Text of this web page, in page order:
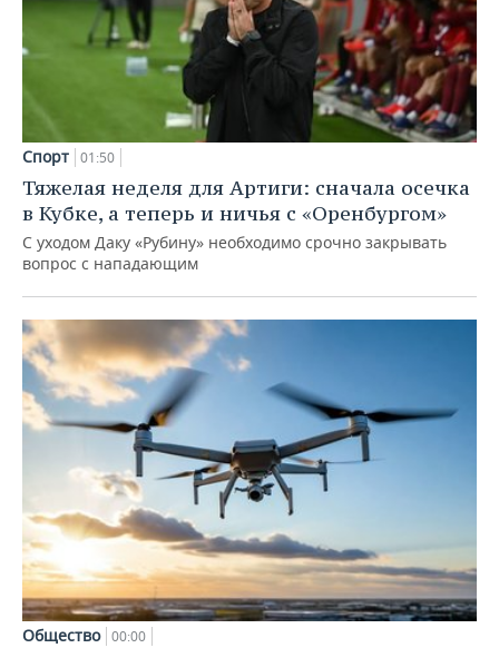
Спорт 01:50
Тяжелая неделя для Артиги: сначала осечка
в Кубке, а теперь и ничья с «Оренбургом»
С уходом Даку «Рубину» необходимо срочно закрывать
вопрос с нападающим
Общество 00:00